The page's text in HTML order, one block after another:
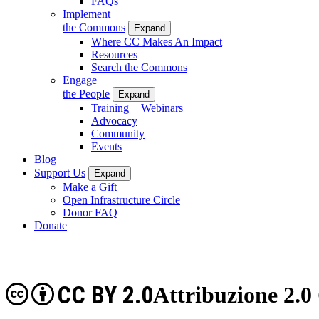
Implement
the Commons
Expand
Where CC Makes An Impact
Resources
Search the Commons
Engage
the People
Expand
Training + Webinars
Advocacy
Community
Events
Blog
Support Us
Expand
Make a Gift
Open Infrastructure Circle
Donor FAQ
Donate
Attribuzione 2.0
CC BY 2.0